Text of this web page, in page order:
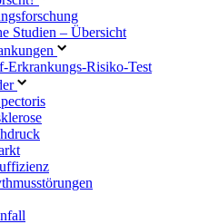
Studien – Übersicht
Erkrankungs-Risiko-Test